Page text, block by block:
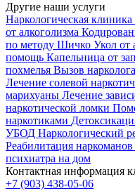
Другие наши услуги
Наркологическая клиника
от алкоголизма
по методу Шичко Укол от
помощь Капельница от
похмелья Вызов
Лечение солевой
марихуаны Лечение
наркотической ломки
наркотиками
УБОД Наркологический
Реабилитация наркоманов
психиатра на дом
Контактная информация
+7 (903) 438-05-06